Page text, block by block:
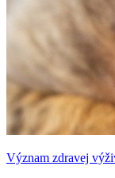
Význam zdravej